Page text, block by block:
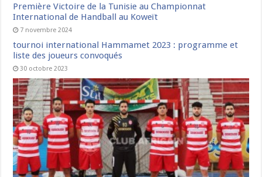
Première Victoire de la Tunisie au Championnat
International de Handball au Koweït
7 novembre 2024
tournoi international Hammamet 2023 : programme et
liste des joueurs convoqués
30 octobre 2023